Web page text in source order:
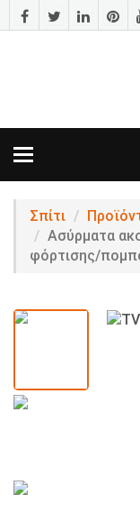
Εναλλαγή
Σπίτι
Ασύρματα
φόρτισης/